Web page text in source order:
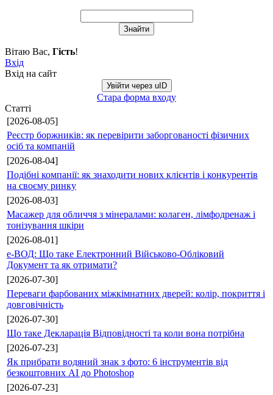
Вітаю Вас, Гість!
Вхід
Вхід на сайт
Увійти через uID
Стара форма входу
Статті
[2026-08-05]
Реєстр боржників: як перевірити заборгованості фізичних
осіб та компаній
[2026-08-04]
Подібні компанії: як знаходити нових клієнтів і конкурентів
на своєму ринку
[2026-08-03]
Масажер для обличчя з мінералами: колаген, лімфодренаж і
тонізування шкіри
[2026-08-01]
е-ВОД: Що таке Електронний Військово-Обліковий
Документ та як отримати?
[2026-07-30]
Переваги фарбованих міжкімнатних дверей: колір, покриття і
довговічність
[2026-07-30]
Що таке Декларація Відповідності та коли вона потрібна
[2026-07-23]
Як прибрати водяний знак з фото: 6 інструментів від
безкоштовних AI до Photoshop
[2026-07-23]